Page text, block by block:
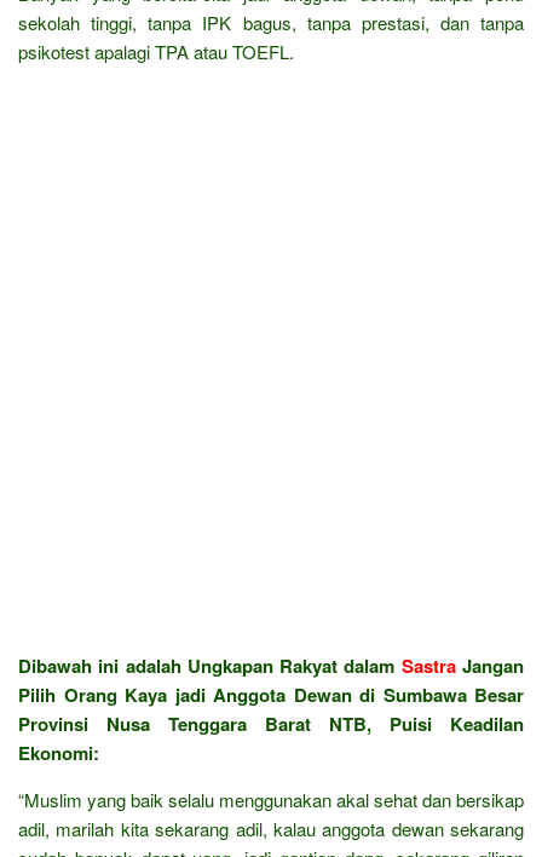
sekolah tinggi, tanpa IPK bagus, tanpa prestasi, dan tanpa
psikotest apalagi TPA atau TOEFL.
Dibawah ini adalah Ungkapan Rakyat dalam SastraJangan
Pilih Orang Kaya jadi Anggota Dewan di Sumbawa Besar
Provinsi Nusa Tenggara Barat NTB, Puisi Keadilan
Ekonomi:
“Muslim yang baik selalu menggunakan akal sehat dan bersikap
adil, marilah kita sekarang adil, kalau anggota dewan sekarang